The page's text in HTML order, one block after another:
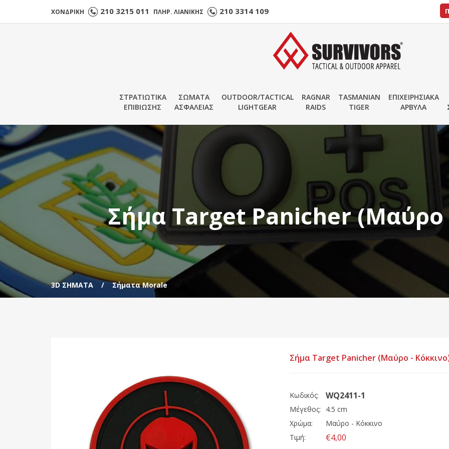
ΧΟΝΔΡΙΚΗ 210 3215 011 ΠΛΗΡ. ΛΙΑΝΙΚΗΣ 210 3314 109
ΣΤΡΑΤΙΩΤΙΚΑ
ΕΠΙΒΙΩΣΗΣ
ΣΩΜΑΤΑ
ΑΣΦΑΛΕΙΑΣ
OUTDOOR/TACTICAL
LIGHTGEAR
RAGNAR
RAIDS
TASMANIAN
TIGER
ΕΠΙΧΕΙΡΗΣΙΑΚΑ
ΑΡΒΥΛΑ
Σήμα Target Panicher (Μαύρο
3D ΣΗΜΑΤΑ Σήματα Morale
Σήμα Target Panicher (Μαύρο -
Κωδικός: WQ2411-1
Μέγεθος:
4.5 cm
Χρώμα:
Μαύρο - Κόκκινο
Τιμή:
€4,00